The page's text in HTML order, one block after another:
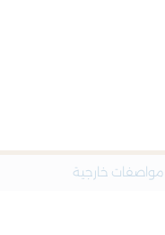
مواصفات خارجية